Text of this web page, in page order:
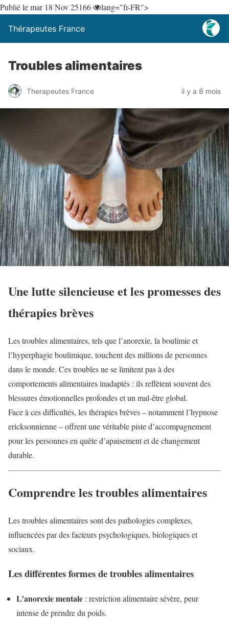
Publié le mar 18 Nov 25166 lang="fr-FR">
Thérapeutes France
Troubles alimentaires
Therapeutes France il y a 8 mois
Une lutte silencieuse et les promesses des
thérapies brèves
Les troubles alimentaires, tels que l’anorexie, la boulimie et
l’hyperphagie boulimique, touchent des millions de personnes
dans le monde. Ces troubles ne se limitent pas à des
comportements alimentaires inadaptés : ils reflètent souvent des
blessures émotionnelles profondes et un mal-être global.
Face à ces difficultés, les thérapies brèves – notamment l’hypnose
ericksonnienne – offrent une véritable piste d’accompagnement
pour les personnes en quête d’apaisement et de changement
durable.
Comprendre les troubles alimentaires
Les troubles alimentaires sont des pathologies complexes,
influencées par des facteurs psychologiques, biologiques et
sociaux.
Les différentes formes de troubles alimentaires
L’anorexie mentale : restriction alimentaire sévère, peur
intense de prendre du poids.